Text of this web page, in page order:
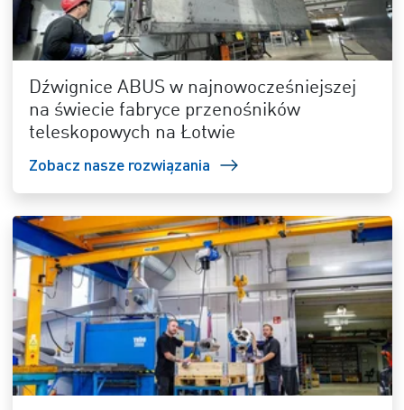
Dźwignice ABUS w najnowocześniejszej
na świecie fabryce przenośników
teleskopowych na Łotwie
Zobacz nasze rozwiązania